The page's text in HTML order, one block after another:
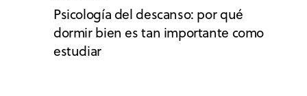
Psicología del descanso: por qué
dormir bien es tan importante como
estudiar